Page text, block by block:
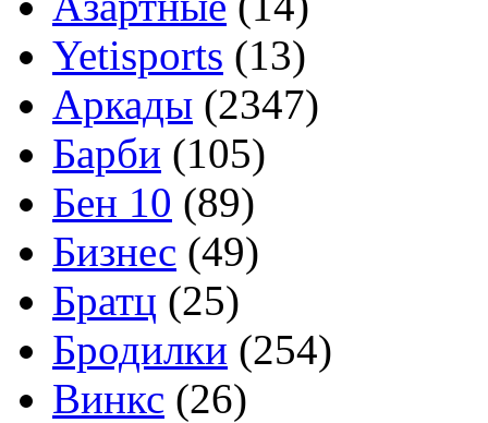
Yetisports (13)
Аркады (2347)
Барби (105)
Бен 10 (89)
Бизнес (49)
Братц (25)
Бродилки (254)
Винкс (26)